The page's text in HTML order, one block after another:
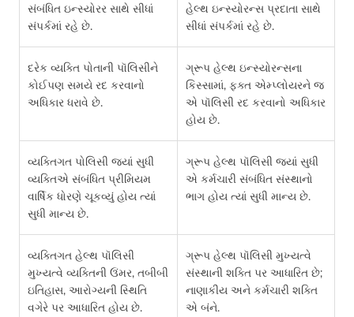
સંબંધિત ઇન્સ્યોરર સાથે સીધાં
સંપર્કમાં રહે છે.
હેલ્થ ઇન્સ્યોરન્સ પ્રદાતા સાથે
સીધાં સંપર્કમાં રહે છે.
દરેક વ્યક્તિ પોતાની પૉલિસીને
કોઈપણ સમયે રદ કરવાનો
અધિકાર ધરાવે છે.
ગ્રૂપ હેલ્થ ઇન્સ્યોરન્સના
કિસ્સામાં, ફક્ત એમ્પ્લોયરને જ
એ પૉલિસી રદ કરવાનો અધિકાર
હોય છે.
વ્યક્તિગત પોલિસી જ્યાં સુધી
વ્યક્તિએ સંબંધિત પ્રીમિયમ
વાર્ષિક ધોરણે ચૂકવ્યું હોય ત્યાં
સુધી માન્ય છે.
ગ્રૂપ હેલ્થ પૉલિસી જ્યાં સુધી
એ કર્મચારી સંબંધિત સંસ્થાનો
ભાગ હોય ત્યાં સુધી માન્ય છે.
વ્યક્તિગત હેલ્થ પૉલિસી
મુખ્યત્વે વ્યક્તિની ઉંમર, તબીબી
ઇતિહાસ, આરોગ્યની સ્થિતિ
વગેરે પર આધારિત હોય છે.
ગ્રૂપ હેલ્થ પૉલિસી મુખ્યત્વે
સંસ્થાની શક્તિ પર આધારિત છે;
નાણાકીય અને કર્મચારી શક્તિ
એ બંને.